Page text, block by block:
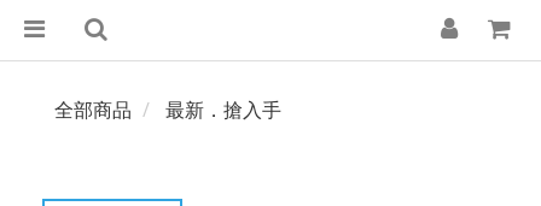
全部商品 最新．搶入手